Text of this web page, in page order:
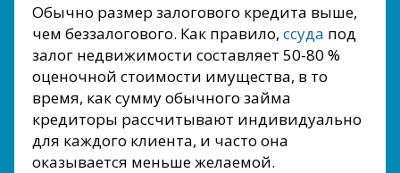
Обычно размер залогового кредита выше,
чем беззалогового. Как правило, ссуда под
залог недвижимости составляет 50-80 %
оценочной стоимости имущества, в то
время, как сумму обычного займа
кредиторы рассчитывают индивидуально
для каждого клиента, и часто она
оказывается меньше желаемой.